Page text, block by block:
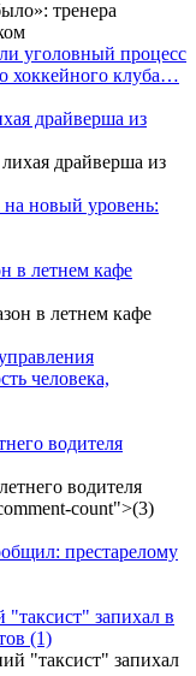
уголовный процесс
хоккейного клуба…
драйверша из
новый уровень:
в летнем кафе
человека,
водителя
престарелому
запихал в
(1)